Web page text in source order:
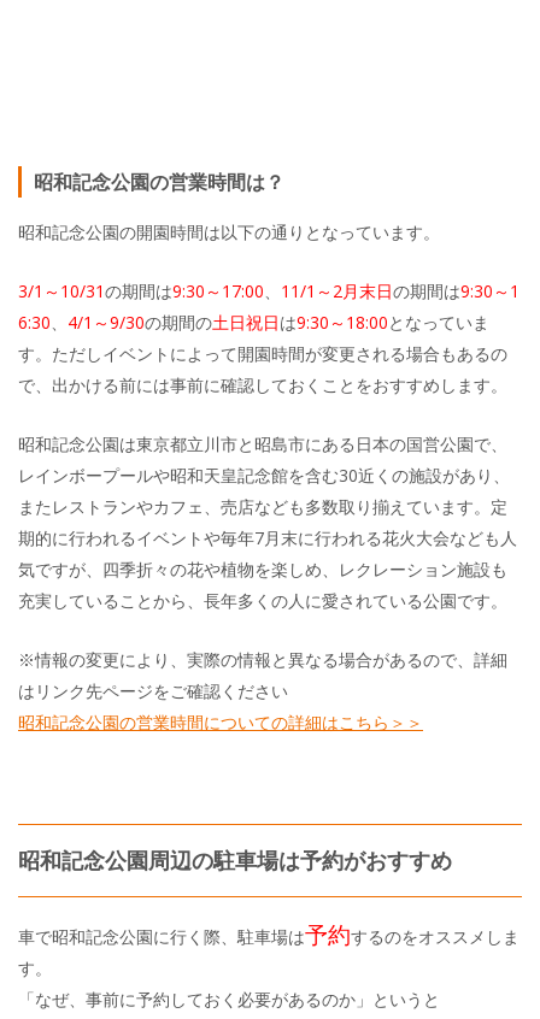
昭和記念公園の営業時間は？
昭和記念公園の開園時間は以下の通りとなっています。
3/1～10/31の期間は9:30～17:00、 11/1～2月末日の期間は9:30～1
6:30、 4/1～9/30の期間の土日祝日は9:30～18:00となっていま
す。ただしイベントによって開園時間が変更される場合もあるの
で、出かける前には事前に確認しておくことをおすすめします。
昭和記念公園は東京都立川市と昭島市にある日本の国営公園で、
レインボープールや昭和天皇記念館を含む30近くの施設があり、
またレストランやカフェ、売店なども多数取り揃えています。定
期的に行われるイベントや毎年7月末に行われる花火大会なども人
気ですが、四季折々の花や植物を楽しめ、レクレーション施設も
充実していることから、長年多くの人に愛されている公園です。
※情報の変更により、実際の情報と異なる場合があるので、詳細
はリンク先ページをご確認ください
昭和記念公園の営業時間についての詳細はこちら＞＞
昭和記念公園周辺の駐車場は予約がおすすめ
車で昭和記念公園に行く際、駐車場は予約するのをオススメしま
す。
「なぜ、事前に予約しておく必要があるのか」というと